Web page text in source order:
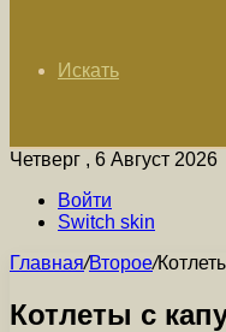
Искать
Четверг , 6 Август 2026
Войти
Switch skin
Главная/Второе/
Котлеты с